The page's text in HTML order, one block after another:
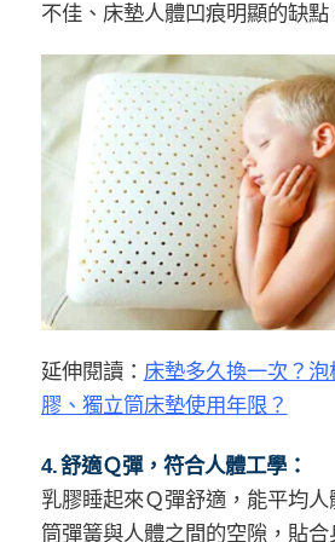
不佳、床墊人體凹痕明顯的缺點
延伸閱讀： 床墊多久換一次？
膠、獨立筒床墊使用年限？
4. 舒適Ｑ彈，符合人體工學：
乳膠睡起來Ｑ彈舒適，能平均
筒彈簧與人體之間的空隙，貼合